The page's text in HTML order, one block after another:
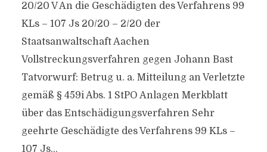
20/​20 V An die Geschädigten des Verfahrens 99
KLs – 107 Js 20/​20 – 2/​20 der
Staatsanwaltschaft Aachen
Vollstreckungsverfahren gegen Johann Bast
Tatvorwurf: Betrug u. a. Mitteilung an Verletzte
gemäß § 459i Abs. 1 StPO Anlagen Merkblatt
über das Entschädigungsverfahren Sehr
geehrte Geschädigte des Verfahrens 99 KLs –
107 Js...